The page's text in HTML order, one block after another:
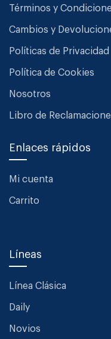
Términos y
Cambios y
Políticas de Privacidad
Política de Cookies
Nosotros
Libro de
Enlaces rápidos
Mi cuenta
Carrito
Líneas
Línea Clásica
Daily
Novios